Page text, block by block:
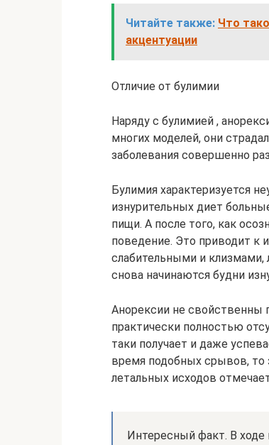
Читайте также: Что
акцентуации
Отличие от булимии
Наряду с булимией ,
многих моделей, они
заболевания совершенно
Булимия характеризуется
изнурительных диет
пищи. А после того, как
поведение. Это приводит
слабительными и
снова начинаются будни
Анорексии не свойственны
практически полностью
таки получает и даже
время подобных срывов, то
летальных исходов
Интересный факт. В